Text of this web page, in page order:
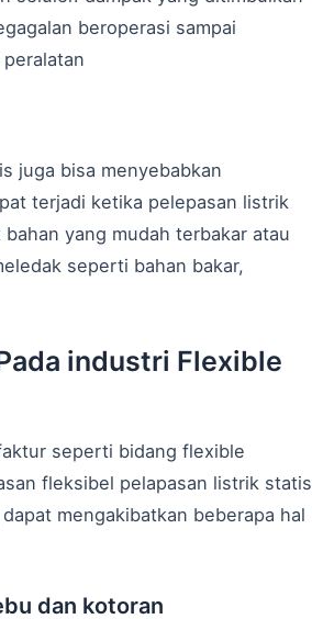
beroperasi sampai
juga bisa menyebabkan
terjadi ketika pelepasan listrik
yang mudah terbakar atau
seperti bahan bakar,
industri Flexible
seperti bidang flexible
fleksibel pelapasan listrik statis
mengakibatkan beberapa hal
dan kotoran